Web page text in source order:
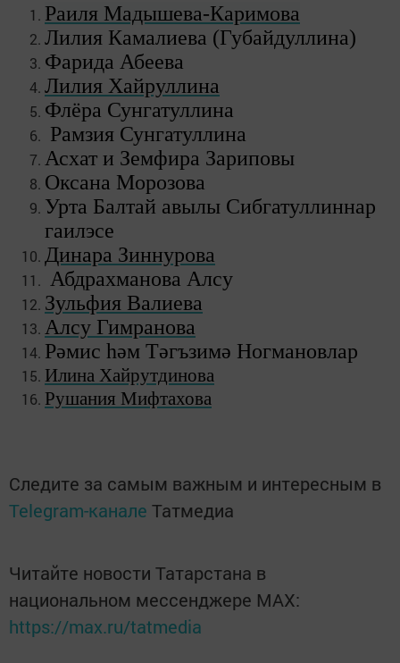
Раиля Мадышева-Каримова
Лилия Камалиева (Губайдуллина)
Фарида Абеева
Лилия Хайруллина
Флёра Сунгатуллина
Рамзия Сунгатуллина
Асхат и Земфира Зариповы
Оксана Μорозова
Урта Балтай авылы Сибгатуллиннар
гаилэсе
Динара Зиннурова
Абдрахманова Алсу
Зульфия Валиева
Алсу Гимранова
Рәмис һәм Тәгъзимә Ногмановлар
Илина Хайрутдинова
Рушания Мифтахова
Следите за самым важным и интересным в
Telegram-канале Татмедиа
Читайте новости Татарстана в
национальном мессенджере MАХ:
https://max.ru/tatmedia